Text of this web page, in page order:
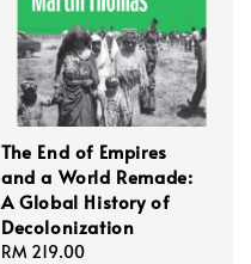
The End of Empires
and a World Remade:
A Global History of
Decolonization
Regular
RM 219.00